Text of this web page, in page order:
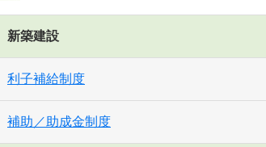
新築建設
利子補給制度
補助／助成金制度